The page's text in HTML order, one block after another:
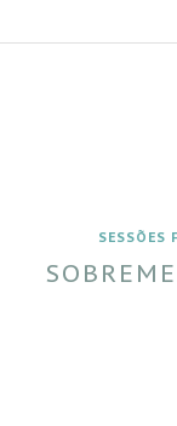
SESSÕES